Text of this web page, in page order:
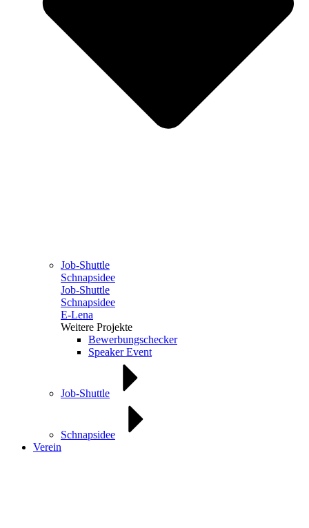
Job-Shuttle
Schnapsidee
Job-Shuttle
Schnapsidee
E-Lena
Weitere Projekte
Bewerbungschecker
Speaker Event
Job-Shuttle
Schnapsidee
Verein